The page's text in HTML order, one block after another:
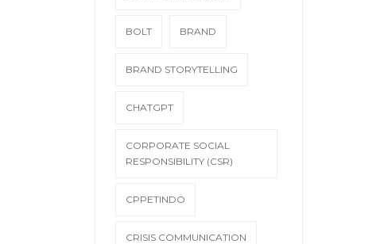
BOLT BRAND
BRAND STORYTELLING
CHATGPT
CORPORATE SOCIAL
RESPONSIBILITY (CSR)
CPPETINDO
CRISIS COMMUNICATION